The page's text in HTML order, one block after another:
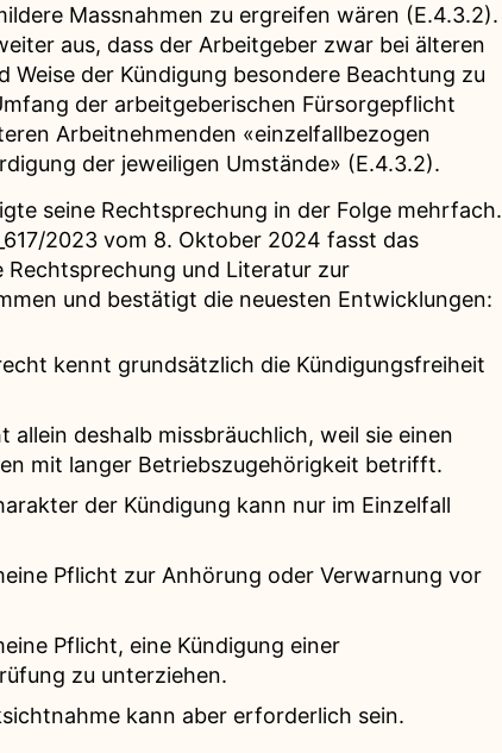
Massnahmen zu ergreifen wären (E.4.3.2).
aus, dass der Arbeitgeber zwar bei älteren
Weise der Kündigung besondere Beachtung zu
der arbeitgeberischen Fürsorgepflicht
Arbeitnehmenden «einzelfallbezogen
der jeweiligen Umstände» (E.4.3.2).
seine Rechtsprechung in der Folge mehrfach.
2023 vom 8. Oktober 2024 fasst das
Rechtsprechung und Literatur zur
und bestätigt die neuesten Entwicklungen:
kennt grundsätzlich die Kündigungsfreiheit
allein deshalb missbräuchlich, weil sie einen
mit langer Betriebszugehörigkeit betrifft.
der Kündigung kann nur im Einzelfall
Pflicht zur Anhörung oder Verwarnung vor
Pflicht, eine Kündigung einer
zu unterziehen.
kann aber erforderlich sein.